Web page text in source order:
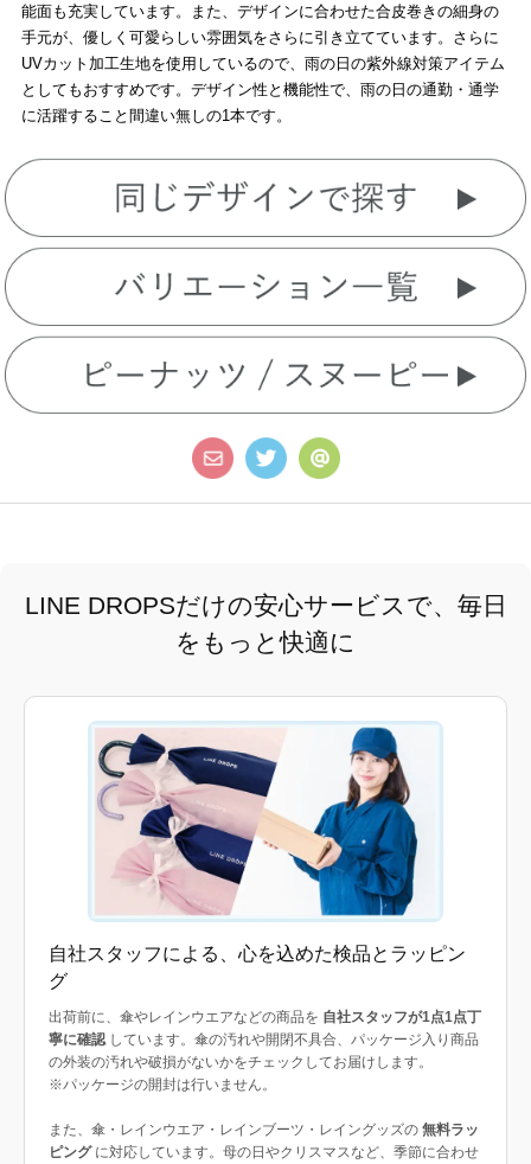
能面も充実しています。また、デザインに合わせた合皮巻きの細身の
手元が、優しく可愛らしい雰囲気をさらに引き立てています。さらに
UVカット加工生地を使用しているので、雨の日の紫外線対策アイテム
としてもおすすめです。デザイン性と機能性で、雨の日の通勤・通学
に活躍すること間違い無しの1本です。
LINE DROPSだけの安心サービスで、毎日
をもっと快適に
自社スタッフによる、心を込めた検品とラッピン
グ
出荷前に、傘やレインウエアなどの商品を 自社スタッフが1点1点丁
寧に確認 しています。傘の汚れや開閉不具合、パッケージ入り商品
の外装の汚れや破損がないかをチェックしてお届けします。
※パッケージの開封は行いません。
また、傘・レインウエア・レインブーツ・レイングッズの 無料ラッ
ピングに対応しています。母の日やクリスマスなど、季節に合わせ